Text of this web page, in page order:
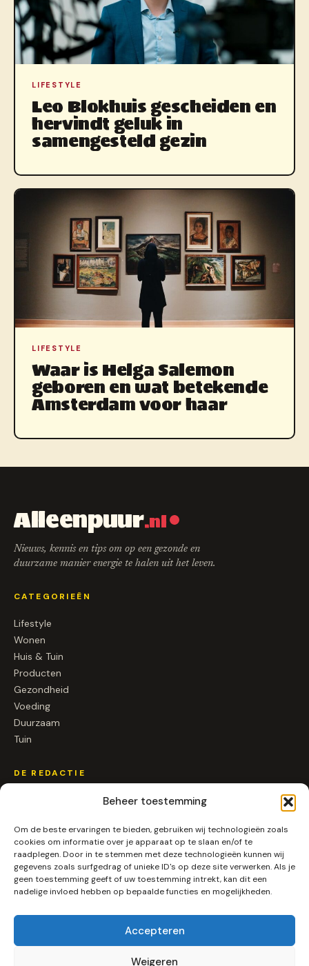
Beheer toestemming
Om de beste ervaringen te bieden, gebruiken wij technologieën zoals
cookies om informatie over je apparaat op te slaan en/of te
raadplegen. Door in te stemmen met deze technologieën kunnen wij
gegevens zoals surfgedrag of unieke ID's op deze site verwerken. Als je
geen toestemming geeft of uw toestemming intrekt, kan dit een
nadelige invloed hebben op bepaalde functies en mogelijkheden.
Accepteren
Weigeren
LIFESTYLE
Leo Blokhuis gescheiden en
hervindt geluk in
samengesteld gezin
LIFESTYLE
Waar is Helga Salemon
geboren en wat betekende
Amsterdam voor haar
Alleenpuur.nl
Nieuws, kennis en tips om op een gezonde en
duurzame manier energie te halen uit het leven.
CATEGORIEËN
Lifestyle
Wonen
Huis & Tuin
Producten
Gezondheid
Voeding
Duurzaam
Tuin
DE REDACTIE
Samenwerken
SOCIAL
Instagram
RSS